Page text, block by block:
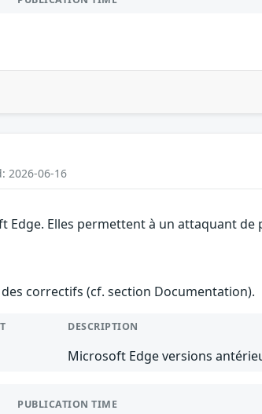
2026-06-16
Elles permettent à un attaquant
correctifs (cf. section Documentation).
DESCRIPTION
Microsoft Edge versions
PUBLICATION TIME